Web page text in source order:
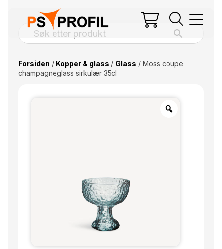
Forsiden / Kopper & glass / Glass / Moss coupe
champagneglass sirkulær 35cl